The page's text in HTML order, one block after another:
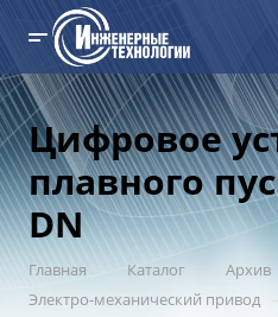
Цифровое
плавного
DN
Главная — Каталог — Архив
Электро-механический привод